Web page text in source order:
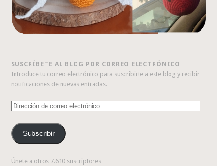
SUSCRÍBETE AL BLOG POR CORREO ELECTRÓNICO
Introduce tu correo electrónico para suscribirte a este blog y recibir
notificaciones de nuevas entradas.
Dirección
correo
electrónico
Subscribir
Únete a otros 7.610 suscriptores